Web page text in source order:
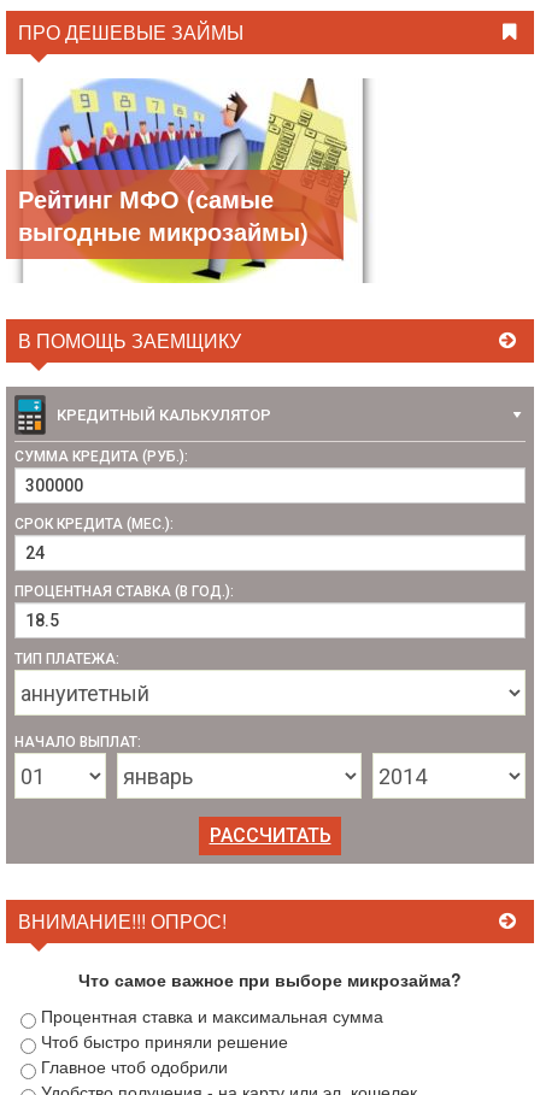
ПРО ДЕШЕВЫЕ ЗАЙМЫ
Рейтинг МФО (самые
выгодные микрозаймы)
В ПОМОЩЬ ЗАЕМЩИКУ
КРЕДИТНЫЙ КАЛЬКУЛЯТОР
СУММА КРЕДИТА (РУБ.):
СРОК КРЕДИТА (МЕС.):
ПРОЦЕНТНАЯ СТАВКА (В ГОД.):
ТИП ПЛАТЕЖА:
НАЧАЛО ВЫПЛАТ:
ВНИМАНИЕ!!! ОПРОС!
Что самое важное при выборе микрозайма?
Процентная ставка и максимальная сумма
Чтоб быстро приняли решение
Главное чтоб одобрили